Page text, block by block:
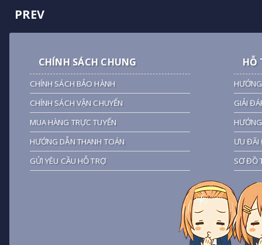
PREV
CHÍNH SÁCH CHUNG
CHÍNH SÁCH BẢO HÀNH
CHÍNH SÁCH VẬN CHUYỂN
MUA HÀNG TRỰC TUYẾN
HƯỚNG DẪN THANH TOÁN
GỬI YÊU CẦU HỖ TRỢ
HỖ
GIẢI
ƯU ĐÃI
SƠ ĐỒ